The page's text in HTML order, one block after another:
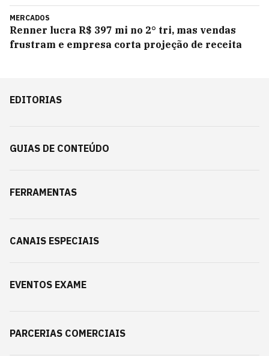
MERCADOS
Renner lucra R$ 397 mi no 2° tri, mas vendas
frustram e empresa corta projeção de receita
EDITORIAS
GUIAS DE CONTEÚDO
FERRAMENTAS
CANAIS ESPECIAIS
EVENTOS EXAME
PARCERIAS COMERCIAIS